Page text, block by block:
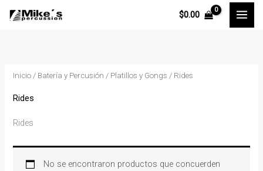
$0.00
Inicio / Batería y Percusión / Platillos y Gongs / Rides
Rides
Rides
No se encontraron productos que concuerden